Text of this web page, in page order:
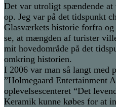
Det var utroligt spændende
op. Jeg var på det tidspunkt
Glasværkets historie forfra
se, at mængden af turister
mit hovedområde på det
omkring historien.
I 2006 var man så langt med
”Holmegaard Entertainment
oplevelsescenteret “Det
Keramik kunne købes for at